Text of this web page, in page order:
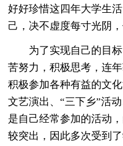
好好珍惜这四年大学生
己，决不虚度每寸光阴
为了实现自己的目
苦努力，积极思考，连
积极参加各种有益的文
文艺演出、“三下乡”活
是自己经常参加的活动
较突出，因此多次受到